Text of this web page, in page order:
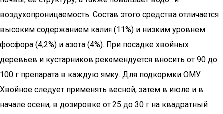
воздухопроницаемость. Состав этого средства отличается
высоким содержанием калия (11%) и низким уровнем
фосфора (4,2%) и азота (4%). При посадке хвойных
деревьев и кустарников рекомендуется вносить от 90 до
100 г препарата в каждую ямку. Для подкормки ОМУ
Хвойное следует применять весной, затем в июле и в
начале осени, в дозировке от 25 до 30 г на квадратный